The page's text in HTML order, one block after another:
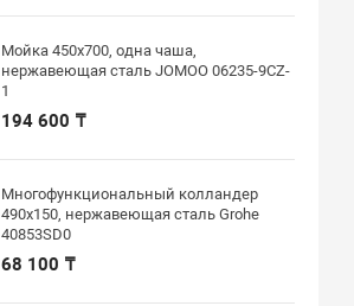
Мойка 450x700, одна чаша,
нержавеющая сталь JOMOO 06235-9CZ-
1
194 600 ₸
Многофункциональный колландер
490x150, нержавеющая сталь Grohe
40853SD0
68 100 ₸